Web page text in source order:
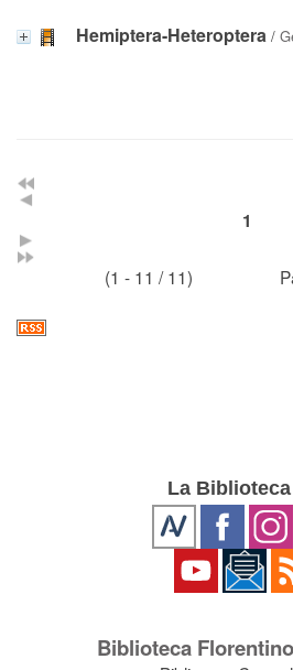
Hemiptera-Heteroptera /
1
(1 - 11 / 11)
La
Biblioteca